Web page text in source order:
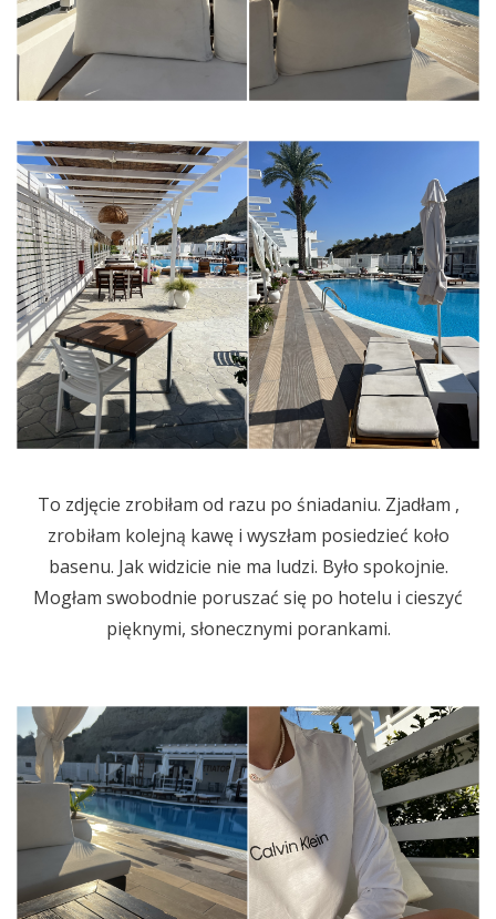
To zdjęcie zrobiłam od razu po śniadaniu. Zjadłam ,
zrobiłam kolejną kawę i wyszłam posiedzieć koło
basenu. Jak widzicie nie ma ludzi. Było spokojnie.
Mogłam swobodnie poruszać się po hotelu i cieszyć
pięknymi, słonecznymi porankami.